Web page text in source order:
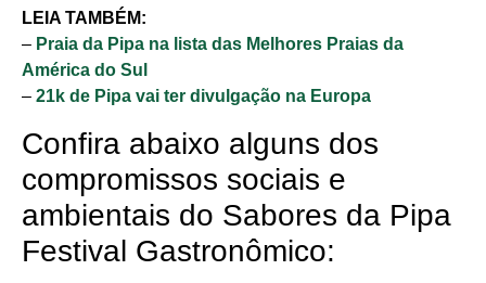
LEIA TAMBÉM:
– Praia da Pipa na lista das Melhores Praias da
América do Sul
– 21k de Pipa vai ter divulgação na Europa
Confira abaixo alguns dos
compromissos sociais e
ambientais do Sabores da Pipa
Festival Gastronômico: